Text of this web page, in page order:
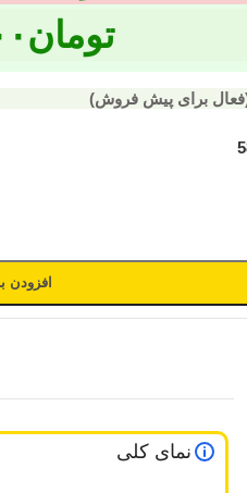
تومان
افزودن
نمای کلی